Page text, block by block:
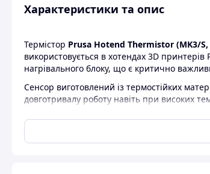
Характеристики та опис
Термістор Prusa Hotend Thermistor (MK3/S,
використовується в хотендах 3D
нагрівального блоку, що є критично
Сенсор виготовлений із термостійких
довготривалу роботу навіть при високих